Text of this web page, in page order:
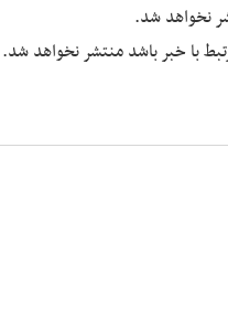
نخواهد شد.
با خبر باشد منتشر نخواهد شد.